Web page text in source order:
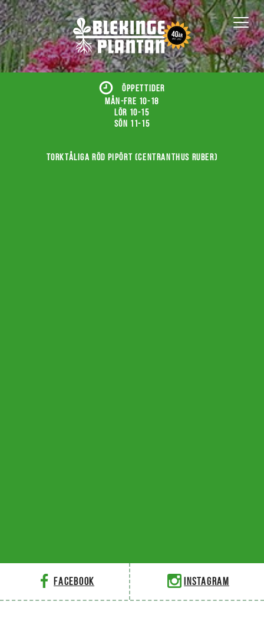
ÖPPETTIDER
Mån-fre 10-18
Lör 10-15
Sön 11-15
Torktåliga röd pipört (Centranthus ruber)
Facebook Instagram